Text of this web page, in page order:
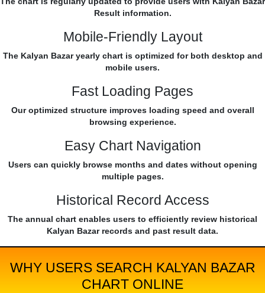
Result information.
Mobile-Friendly Layout
The Kalyan Bazar yearly chart is optimized for both desktop and
mobile users.
Fast Loading Pages
Our optimized structure improves loading speed and overall
browsing experience.
Easy Chart Navigation
Users can quickly browse months and dates without opening
multiple pages.
Historical Record Access
The annual chart enables users to efficiently review historical
Kalyan Bazar records and past result data.
WHY USERS SEARCH KALYAN BAZAR
CHART ONLINE